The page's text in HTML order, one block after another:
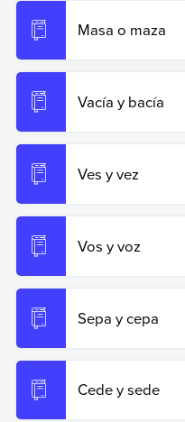
Masa o maza
Vacía y bacía
Ves y vez
Vos y voz
Sepa y cepa
Cede y sede